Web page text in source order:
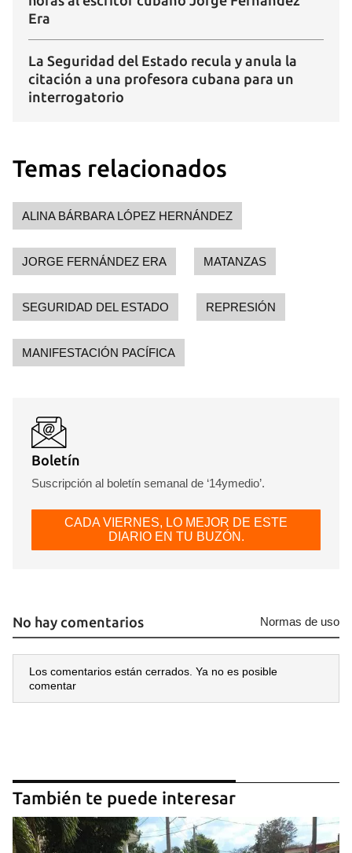
Era
La Seguridad del Estado recula y anula la
citación a una profesora cubana para un
interrogatorio
Temas relacionados
ALINA BÁRBARA LÓPEZ HERNÁNDEZ
JORGE FERNÁNDEZ ERA MATANZAS
SEGURIDAD DEL ESTADO REPRESIÓN
MANIFESTACIÓN PACÍFICA
Boletín
Suscripción al boletín semanal de ‘14ymedio’.
CADA VIERNES, LO MEJOR DE ESTE
DIARIO EN TU BUZÓN.
No hay comentarios Normas de uso
Los comentarios están cerrados. Ya no es posible
comentar
También te puede interesar